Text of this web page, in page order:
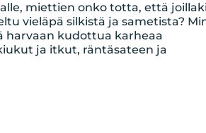
miettien onko totta, että
vieläpä silkistä ja sametista?
harvaan kudottua karheaa
ja itkut, räntäsateen ja